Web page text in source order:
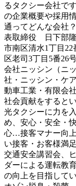
るタクシー会社で
の企業概要や採用
通ってどんな会社
表取締役 日下部
市南区清水1丁目
区老司3丁目5番26
会社ニッシン（ニ
社・ニッシン・ケ
動車工業・有限会
社会貢献をすると
光タクシーに力を
め、安心・安全・
心…接客マナー向
い接客・お客様満
交通安全講習会、
ダーによる運転教
の向上を目指して